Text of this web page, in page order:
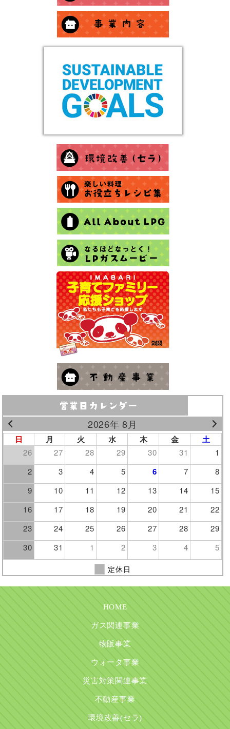
2026年 8月
日 月 火 水 木 金 土
26 27 28 29 30 31
1
2
3 4 5 6 7
8
9
10 11 12 13 14
15
16
17 18 19 20 21
22
23
24 25 26 27 28
29
30
31 1 2 3 4 5
定休日
HOME
ガス関連事業
物販事業
ウォータ事業
災害対策関連事業
不動産事業
環境改善(セラ)